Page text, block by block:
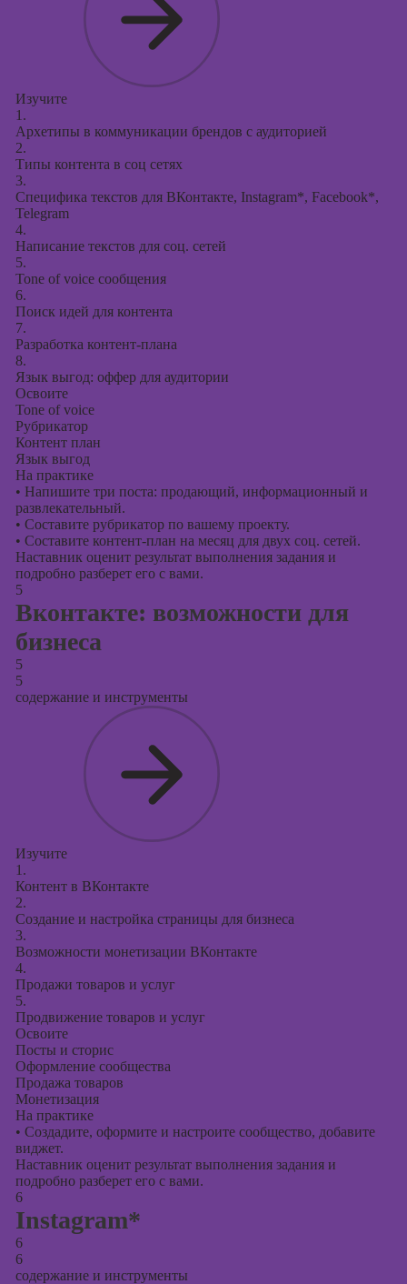
Изучите
1.
Архетипы в коммуникации брендов с аудиторией
2.
Типы контента в соц сетях
3.
Специфика текстов для ВКонтакте, Instagram*, Facebook*,
Telegram
4.
Написание текстов для соц. сетей
5.
Tone of voice сообщения
6.
Поиск идей для контента
7.
Разработка контент-плана
8.
Язык выгод: оффер для аудитории
Освоите
Tone of voice
Рубрикатор
Контент план
Язык выгод
На практике
• Напишите три поста: продающий, информационный и
развлекательный.
• Составите рубрикатор по вашему проекту.
• Составите контент-план на месяц для двух соц. сетей.
Наставник оценит результат выполнения задания и
подробно разберет его с вами.
5
Вконтакте: возможности для
бизнеса
5
5
содержание и инструменты
Изучите
1.
Контент в ВКонтакте
2.
Создание и настройка страницы для бизнеса
3.
Возможности монетизации ВКонтакте
4.
Продажи товаров и услуг
5.
Продвижение товаров и услуг
Освоите
Посты и сторис
Оформление сообщества
Продажа товаров
Монетизация
На практике
• Создадите, оформите и настроите сообщество, добавите
виджет.
Наставник оценит результат выполнения задания и
подробно разберет его с вами.
6
Instagram*
6
6
содержание и инструменты